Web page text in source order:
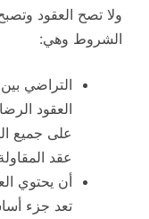
ولا تصح العقود
الشروط وهي:
التراضي
العقود
على جميع
عقد
أن يحتوي
تعد جزء